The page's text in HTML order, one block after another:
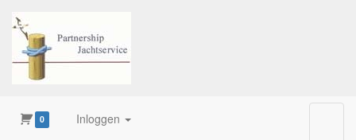
0 Inloggen